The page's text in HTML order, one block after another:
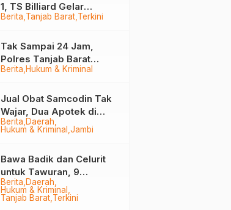
Berita Tanjab Barat Terkini
1, TS Billiard Gelar
Turnamen 9 Ball
Berita Hukum & Kriminal
Tak Sampai 24 Jam,
Polres Tanjab Barat
Ringkus Komplotan
Tungkal
Berita Daerah
Hukum & Kriminal Jambi
Jual Obat Samcodin Tak
Wajar, Dua Apotek di
Tanjab Barat Disegel
Berita Daerah
Hukum & Kriminal
Tanjab Barat Terkini
Bawa Badik dan Celurit
untuk Tawuran, 9
Anggota Geng Motor di
Tanjab Barat Diringkus